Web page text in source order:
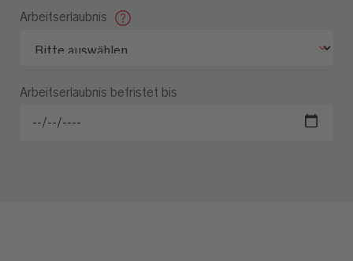
Arbeitserlaubnis
Arbeitserlaubnis befristet bis